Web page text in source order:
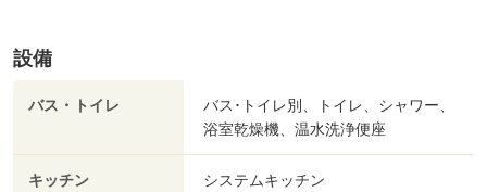
設備
バス・トイレ
バス･トイレ別、トイレ、シャワー、
浴室乾燥機、温水洗浄便座
キッチン システムキッチン